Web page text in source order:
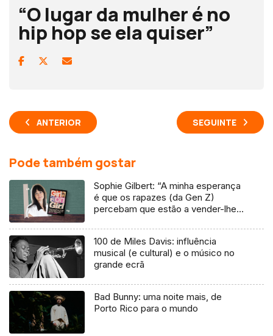
“O lugar da mulher é no
hip hop se ela quiser”
ANTERIOR SEGUINTE
Pode também gostar
Sophie Gilbert: “A minha esperança
é que os rapazes (da Gen Z)
percebam que estão a vender-lhes
100 de Miles Davis: influência
musical (e cultural) e o músico no
grande ecrã
Bad Bunny: uma noite mais, de
Porto Rico para o mundo